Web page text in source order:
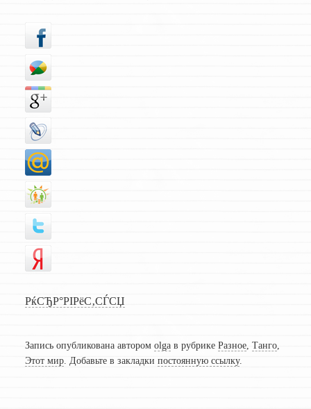
РќСЂР°РІРёС‚СЃСЏ
Запись опубликована автором olgaв рубрике Разное, Танго,
Этот мир. Добавьте в закладки постоянную ссылку.